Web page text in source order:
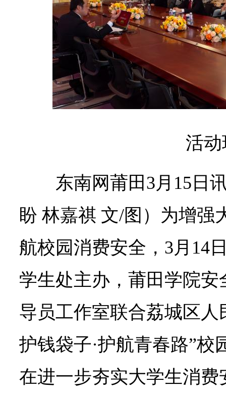
活
东南网莆田3月15日
盼 林嘉祺 文/图）为增强
航校园消费安全，3月14
学生处主办，莆田学院
导员工作室联合荔城区人
护钱袋子·护航青春路”校
在进一步夯实大学生消